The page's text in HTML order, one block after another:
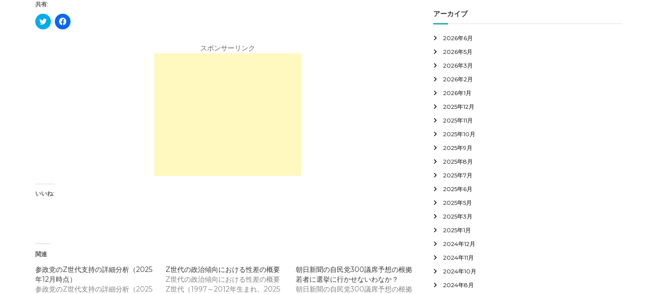
共有:
C
l
ィ
ン
ド
)
F
a
)
スポンサーリンク
いいね:
関連
参政党のZ世代支持の詳細分析（2025
年12月時点）
参政党のZ世代支持の詳細分析（2025
Z世代の政治傾向における性差の概要
Z世代の政治傾向における性差の概要
Z世代（1997～2012年生まれ、2025
朝日新聞の自民党300議席予想の根拠
若者に選挙に行かせないわなか？
朝日新聞の自民党300議席予想の根拠
アーカイブ
2026年6月
2026年5月
2026年3月
2026年2月
2026年1月
2025年12月
2025年11月
2025年10月
2025年9月
2025年8月
2025年7月
2025年6月
2025年5月
2025年3月
2025年1月
2024年12月
2024年11月
2024年10月
2024年8月